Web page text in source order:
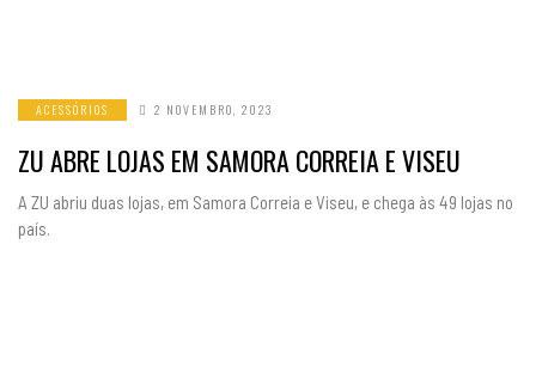
ACESSÓRIOS 2 NOVEMBRO, 2023
ZU ABRE LOJAS EM SAMORA CORREIA E VISEU
A ZU abriu duas lojas, em Samora Correia e Viseu, e chega às 49 lojas no
país.